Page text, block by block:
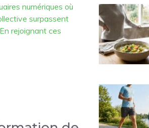
numériques où
surpassent
rejoignant ces